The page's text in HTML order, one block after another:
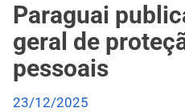
Paraguai
geral de
pessoais
23/12/2025